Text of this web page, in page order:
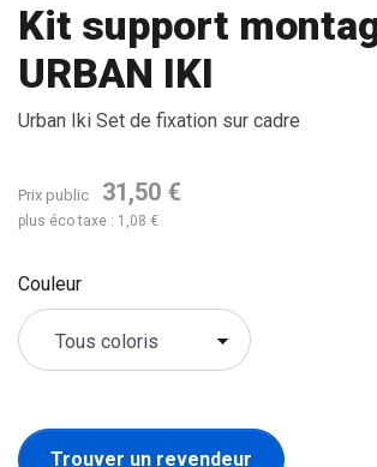
Kit support
URBAN IKI
Urban Iki Set de fixation sur cadre
Prix public 31,50 €
plus éco taxe : 1,08 €
Couleur
Trouver un revendeur